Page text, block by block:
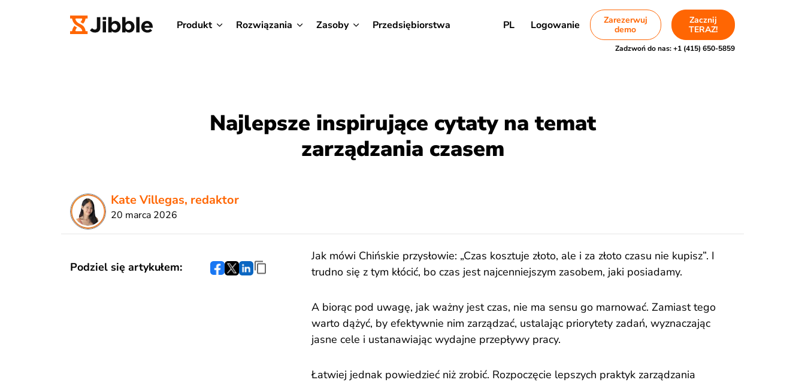
Produkt Rozwiązania Zasoby Przedsiębiorstwa PL Logowanie
Zarezerwuj
demo
Zacznij
TERAZ!
Zadzwoń do nas:+1 (415) 650-5859
Najlepsze inspirujące cytaty na temat
zarządzania czasem
Kate Villegas, redaktor
20 marca 2026
Podziel się artykułem:
Jak mówi Chińskie przysłowie: „Czas kosztuje złoto, ale i za złoto czasu nie kupisz”. I
trudno się z tym kłócić, bo czas jest najcenniejszym zasobem, jaki posiadamy.
A biorąc pod uwagę, jak ważny jest czas, nie ma sensu go marnować. Zamiast tego
warto dążyć, by efektywnie nim zarządzać, ustalając priorytety zadań, wyznaczając
jasne cele i ustanawiając wydajne przepływy pracy.
Łatwiej jednak powiedzieć niż zrobić. Rozpoczęcie lepszych praktyk zarządzania